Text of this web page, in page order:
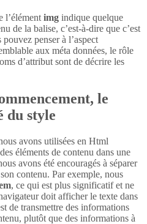
l’élément img indique quelque
de la balise, c’est-à-dire que c’est
penser à l’aspect
aux méta données, le rôle
d’attribut sont de décrire les
le
du style
avons utilisées en Html
éléments de contenu dans une
avons été encouragés à séparer
contenu. Par exemple, nous
, ce qui est plus significatif et ne
doit afficher le texte dans
de transmettre des informations
plutôt que des informations à